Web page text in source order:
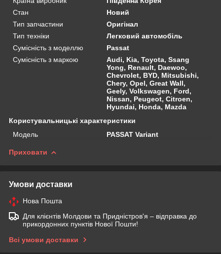
Стан
Новий
Тип запчастини
Оригінал
Тип техніки
Легковий автомобіль
Сумісність з моделлю
Passat
Сумісність з маркою
Audi, Kia, Toyota, Ssang
Yong, Renault, Daewoo,
Chevrolet, BYD, Mitsubishi,
Chery, Opel, Great Wall,
Geely, Volkswagen, Ford,
Nissan, Peugeot, Citroen,
Hyundai, Honda, Mazda
Користувальницькі характеристики
Мoдель
PASSAT Variant
Приховати
Умови доставки
Нова Пошта
Для клієнтів Молдови та Придністров'я – відправка до
прикордонних пунктів Нової Пошти!
Всі умови доставки